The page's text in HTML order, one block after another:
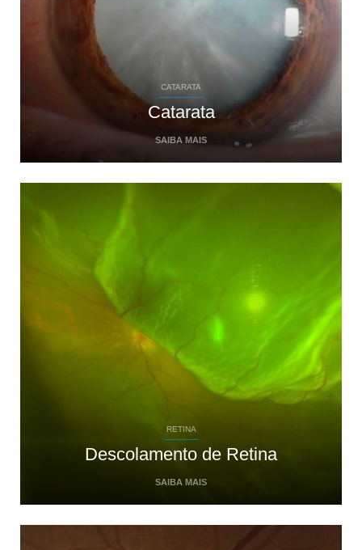
CATARATA
Catarata
SAIBA MAIS
RETINA
Descolamento de Retina
SAIBA MAIS